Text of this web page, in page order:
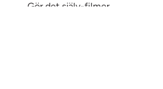
Gör det själv-filmer